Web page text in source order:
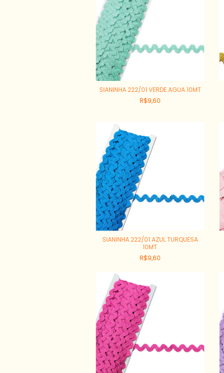
SIANINHA 222/01 VERDE AGUA 10MT
R$9,60
SIANINHA 222/01 AZUL TURQUESA
10MT
R$9,60